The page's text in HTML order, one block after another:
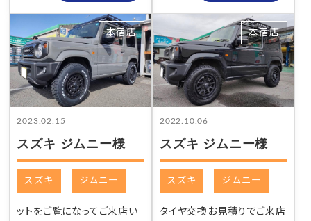
2023.02.15
スズキ ジムニー様
本宿店
スズキ ジムニー
ットをご覧になってご来店い
2022.10.06
スズキ ジムニー様
本宿店
スズキ ジムニー
タイヤ交換お見積りでご来店